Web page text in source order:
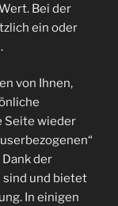
Bei der
ein oder
von Ihnen,
Seite wieder
der
sind und bietet
In einigen